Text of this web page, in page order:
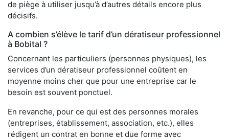
de piège à utiliser jusqu’à d’autres détails encore plus
décisifs.
A combien s’élève le tarif d’un dératiseur professionnel
à Bobital ?
Concernant les particuliers (personnes physiques), les
services d’un dératiseur professionnel coûtent en
moyenne moins cher que pour une entreprise car le
besoin est souvent ponctuel.
En revanche, pour ce qui est des personnes morales
(entreprises, établissement, association, etc.), elles
rédigent un contrat en bonne et due forme avec